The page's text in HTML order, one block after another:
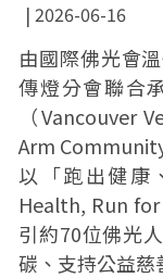
2026-06-16
由國際佛光會
傳燈分會聯合
（Vancouver
Arm
以「跑出健康
Health, Run
引約70位佛光
碳、支持公益慈